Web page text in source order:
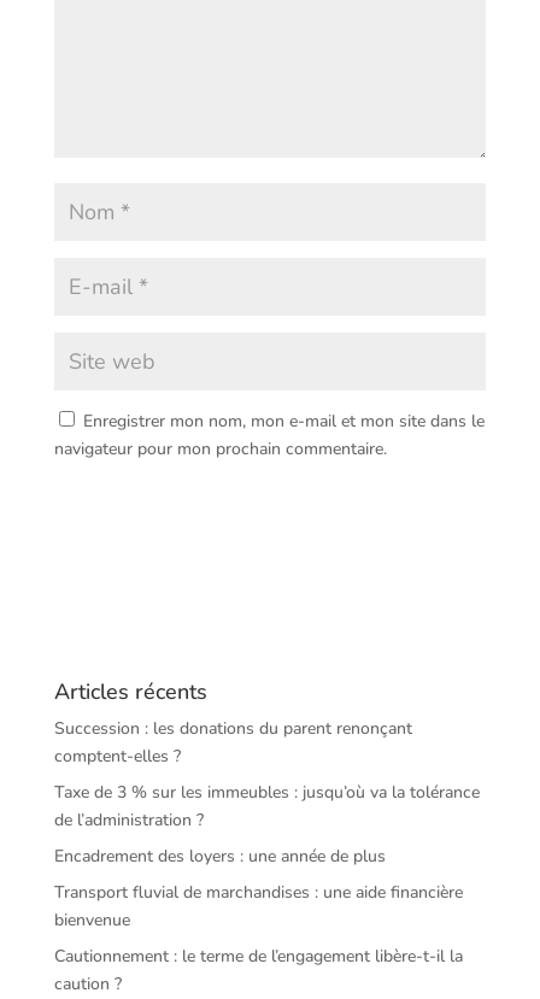
Enregistrer mon nom, mon e-mail et mon site dans le
navigateur pour mon prochain commentaire.
Articles récents
Succession : les donations du parent renonçant
comptent-elles ?
Taxe de 3 % sur les immeubles : jusqu’où va la tolérance
de l’administration ?
Encadrement des loyers : une année de plus
Transport fluvial de marchandises : une aide financière
bienvenue
Cautionnement : le terme de l’engagement libère-t-il la
caution ?